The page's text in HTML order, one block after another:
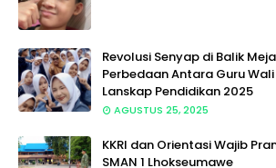
Revolusi Senyap di Balik
Perbedaan Antara Guru
Lanskap Pendidikan 2025
AGUSTUS 25, 2025
KKRI dan Orientasi Wajib
SMAN 1 Lhokseumawe